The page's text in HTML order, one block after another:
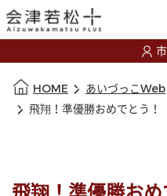
HOME あいづっこWeb
飛翔！準優勝おめでとう！